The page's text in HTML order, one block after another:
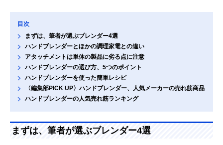
目次
まずは、筆者が選ぶブレンダー4選
ハンドブレンダーとほかの調理家電との違い
アタッチメントは単体の製品に劣る点に注意
ハンドブレンダーの選び方、5つのポイント
ハンドブレンダーを使った簡単レシピ
〈編集部PICK UP〉ハンドブレンダー、人気メーカーの売れ筋商品
ハンドブレンダーの人気売れ筋ランキング
まずは、筆者が選ぶブレンダー4選